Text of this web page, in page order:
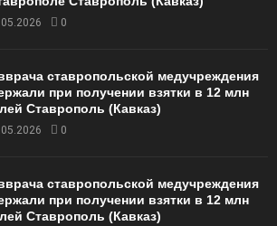
0
ставропольской медучреждения
при получении взятки в 12 млн
Ставрополь (Кавказ)
0
ставропольской медучреждения
при получении взятки в 12 млн
Ставрополь (Кавказ)